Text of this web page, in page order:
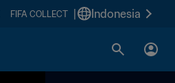
FIFA COLLECT Indonesia